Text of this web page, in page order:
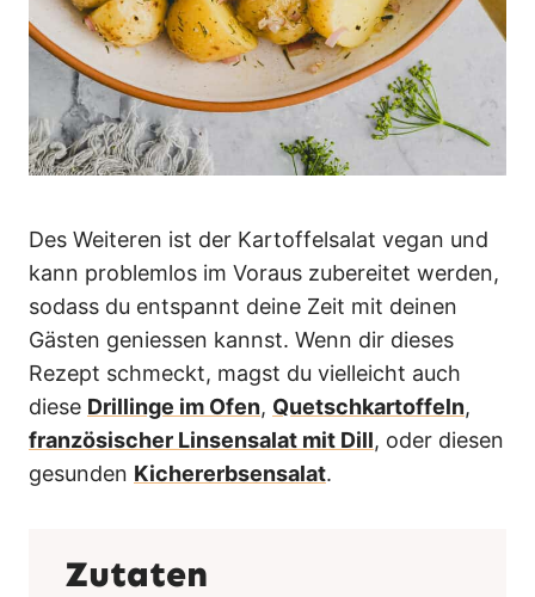
Des Weiteren ist der Kartoffelsalat vegan und
kann problemlos im Voraus zubereitet werden,
sodass du entspannt deine Zeit mit deinen
Gästen geniessen kannst. Wenn dir dieses
Rezept schmeckt, magst du vielleicht auch
diese Drillinge im Ofen, Quetschkartoffeln,
französischer Linsensalat mit Dill, oder diesen
gesunden Kichererbsensalat.
Zutaten